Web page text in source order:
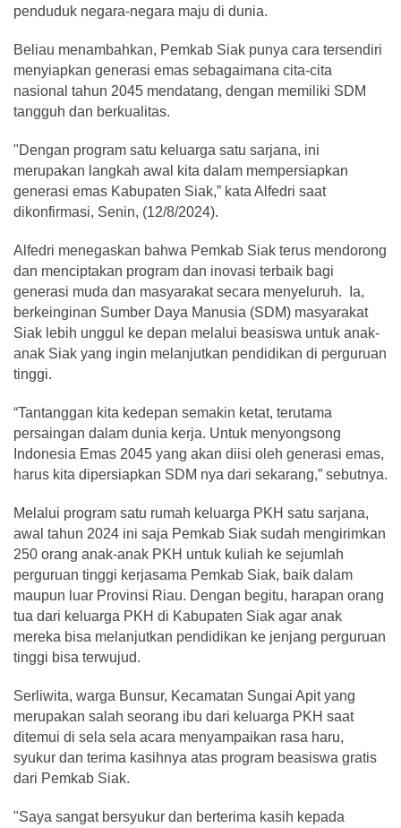
penduduk negara-negara maju di dunia.
Beliau menambahkan, Pemkab Siak punya cara tersendiri
menyiapkan generasi emas sebagaimana cita-cita
nasional tahun 2045 mendatang, dengan memiliki SDM
tangguh dan berkualitas.
"Dengan program satu keluarga satu sarjana, ini
merupakan langkah awal kita dalam mempersiapkan
generasi emas Kabupaten Siak,” kata Alfedri saat
dikonfirmasi, Senin, (12/8/2024).
Alfedri menegaskan bahwa Pemkab Siak terus mendorong
dan menciptakan program dan inovasi terbaik bagi
generasi muda dan masyarakat secara menyeluruh. Ia,
berkeinginan Sumber Daya Manusia (SDM) masyarakat
Siak lebih unggul ke depan melalui beasiswa untuk anak-
anak Siak yang ingin melanjutkan pendidikan di perguruan
tinggi.
“Tantanggan kita kedepan semakin ketat, terutama
persaingan dalam dunia kerja. Untuk menyongsong
Indonesia Emas 2045 yang akan diisi oleh generasi emas,
harus kita dipersiapkan SDM nya dari sekarang,” sebutnya.
Melalui program satu rumah keluarga PKH satu sarjana,
awal tahun 2024 ini saja Pemkab Siak sudah mengirimkan
250 orang anak-anak PKH untuk kuliah ke sejumlah
perguruan tinggi kerjasama Pemkab Siak, baik dalam
maupun luar Provinsi Riau. Dengan begitu, harapan orang
tua dari keluarga PKH di Kabupaten Siak agar anak
mereka bisa melanjutkan pendidikan ke jenjang perguruan
tinggi bisa terwujud.
Serliwita, warga Bunsur, Kecamatan Sungai Apit yang
merupakan salah seorang ibu dari keluarga PKH saat
ditemui di sela sela acara menyampaikan rasa haru,
syukur dan terima kasihnya atas program beasiswa gratis
dari Pemkab Siak.
"Saya sangat bersyukur dan berterima kasih kepada